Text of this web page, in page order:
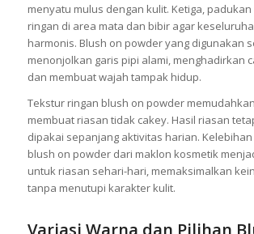
menyatu mulus dengan kulit. Ketiga,
ringan di area mata dan bibir agar
harmonis. Blush on powder yang digunakan
menonjolkan garis pipi alami, menghadirkan
dan membuat wajah tampak hidup.
Tekstur ringan blush on powder
membuat riasan tidak cakey. Hasil riasan
dipakai sepanjang aktivitas harian.
blush on powder dari maklon kosmetik
untuk riasan sehari-hari, memaksimalkan
tanpa menutupi karakter kulit.
Variasi Warna dan Pilihan